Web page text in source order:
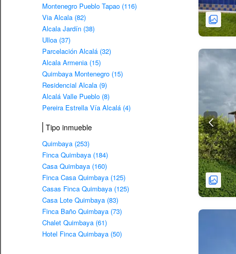
Montenegro Pueblo Tapao (116)
Via Alcala (82)
Alcala Jardín (38)
Ulloa (37)
Parcelación Alcalá (32)
Alcala Armenia (15)
Quimbaya Montenegro (15)
Residencial Alcala (9)
Alcalá Valle Pueblo (8)
Pereira Estrella Vía Alcalá (4)
Tipo inmueble
Quimbaya (253)
Finca Quimbaya (184)
Casa Quimbaya (160)
Finca Casa Quimbaya (125)
Casas Finca Quimbaya (125)
Casa Lote Quimbaya (83)
Finca Baño Quimbaya (73)
Chalet Quimbaya (61)
Hotel Finca Quimbaya (50)